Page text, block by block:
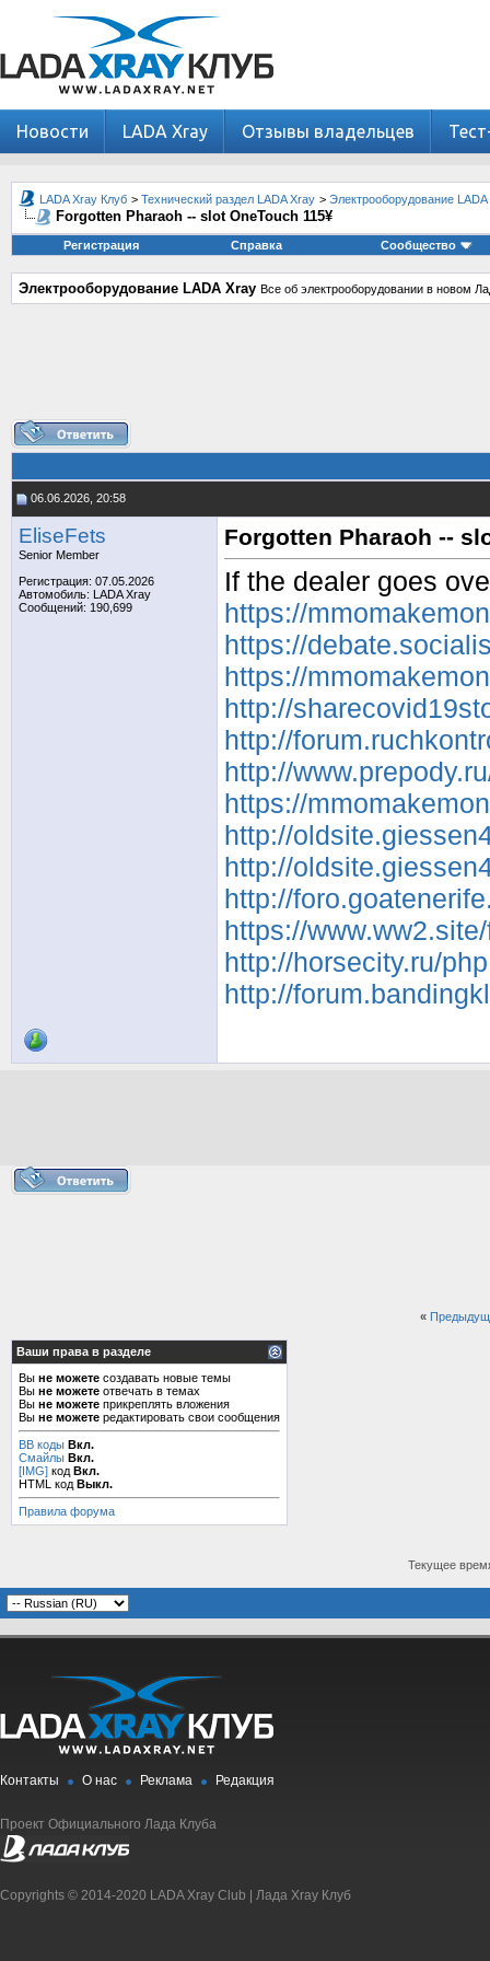
Новости LADA Xray Отзывы владельцев
LADA Xray Клуб > Технический раздел LADA Xray > Электрооборудование LADA
Forgotten Pharaoh -- slot OneTouch 115¥
Регистрация Справка Сообщество
Электрооборудование LADA Xray Все об электрооборудовании в новом
06.06.2026, 20:58
EliseFets
Senior Member
Регистрация: 07.05.2026
Автомобиль: LADA Xray
Сообщений: 190,699
Forgotten Pharaoh --
If the dealer goes
https://
https://
https://
http://
http://
http://
https://
http://
http://
http://
https://
http://horsecity.ru/
http://
«
Ваши права в разделе
Вы не можете создавать новые темы
Вы не можете отвечать в темах
Вы не можете прикреплять вложения
Вы не можете редактировать свои сообщения
BB коды Вкл.
Смайлы Вкл.
[IMG] код Вкл.
HTML код Выкл.
Правила форума
Текущее
Контакты О нас Реклама Редакция
Проект Официального Лада Клуба
Copyrights © 2014-2020 LADA Xray Club | Лада Xray Клуб